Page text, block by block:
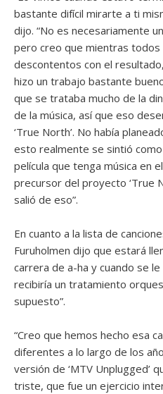
bastante difícil mirarte a ti
dijo. “No es necesariamente
pero creo que mientras
descontentos con el
hizo un trabajo bastante
que se trataba mucho de la
de la música, así que eso
‘True North’. No había
esto realmente se sintió como
película que tenga música en
precursor del proyecto ‘True
salió de eso”.
En cuanto a la lista de
Furuholmen dijo que estará
carrera de a-ha y cuando se
recibiría un tratamiento
supuesto”.
“Creo que hemos hecho esa
diferentes a lo largo de los
versión de ‘MTV Unplugged’
triste, que fue un ejercicio